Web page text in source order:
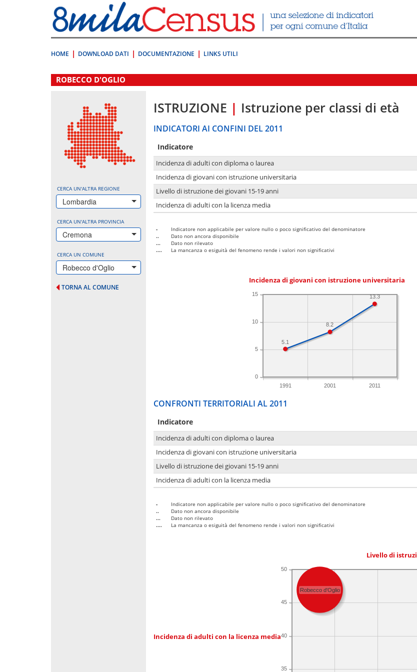
direttamente
a:
Contenuto
HOME DOWNLOAD DATI DOCUMENTAZIONE LINKS UTILI
.
ROBECCO D'OGLIO
CERCA UN'ALTRA REGIONE
Lombardia
CERCA UN'ALTRA PROVINCIA
Cremona
CERCA UN COMUNE
Robecco d'Oglio
TORNA AL COMUNE
ISTRUZIONE | Istruzione per classi di età
INDICATORI AI CONFINI DEL 2011
Indicatore
Incidenza di adulti con diploma o laurea
Incidenza di giovani con istruzione universitaria
Livello di istruzione dei giovani 15-19 anni
Incidenza di adulti con la licenza media
-
Indicatore non applicabile per valore nullo o poco significativo del denominatore
..
Dato non ancora disponibile
...
Dato non rilevato
....
La mancanza o esiguità del fenomeno rende i valori non significativi
Incidenza di giovani con istruzione universitaria
1991 2001 2011
0
5
10
15 13.3
8.2
5.1
CONFRONTI TERRITORIALI AL 2011
Indicatore
Incidenza di adulti con diploma o laurea
Incidenza di giovani con istruzione universitaria
Livello di istruzione dei giovani 15-19 anni
Incidenza di adulti con la licenza media
-
Indicatore non applicabile per valore nullo o poco significativo del denominatore
..
Dato non ancora disponibile
...
Dato non rilevato
....
La mancanza o esiguità del fenomeno rende i valori non significativi
Livello di
Incidenza di adulti con la licenza media
35
40
45
50
Robecco d'Oglio